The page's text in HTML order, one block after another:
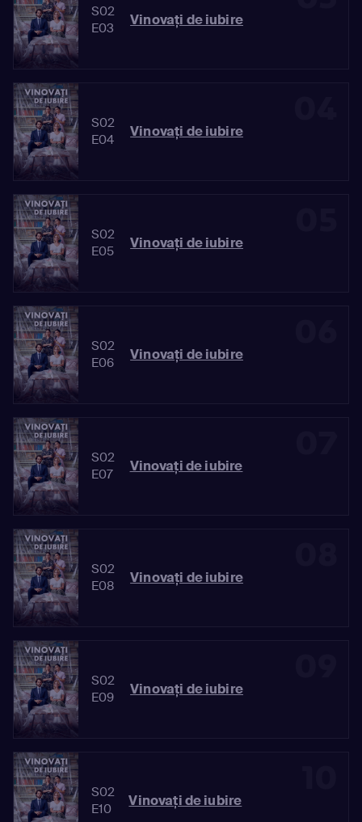
S02
E03
Vinovaţi de iubire
S02
E04
Vinovaţi de iubire
S02
E05
Vinovaţi de iubire
S02
E06
Vinovaţi de iubire
S02
E07
Vinovaţi de iubire
S02
E08
Vinovaţi de iubire
S02
E09
Vinovaţi de iubire
S02
E10
Vinovaţi de iubire